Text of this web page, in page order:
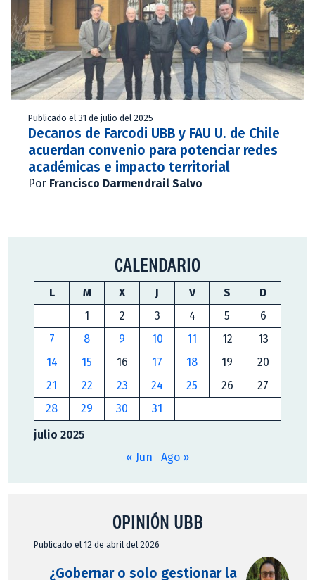
Publicado el 31 de julio del 2025
Decanos de Farcodi UBB y FAU U. de Chile
acuerdan convenio para potenciar redes
académicas e impacto territorial
Por Francisco Darmendrail Salvo
CALENDARIO
julio 2025
L M X J V S
D
1
2 3 4 5
6
7
8 9 10 11 12
13
14
15 16 17 18 19
20
21
22 23 24 25 26
27
28
29 30 31
« Jun Ago »
OPINIÓN UBB
Publicado el 12 de abril del 2026
¿Gobernar o solo gestionar la